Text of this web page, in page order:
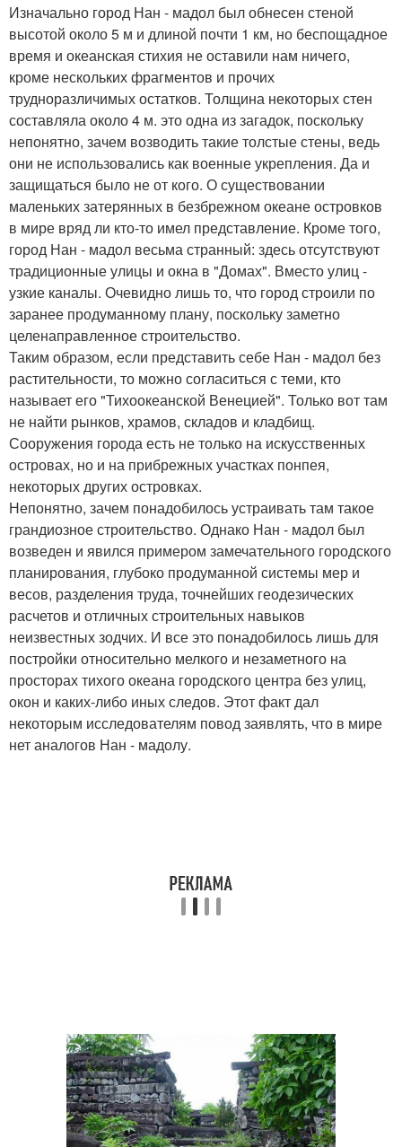
Изначально город Нан - мадол был обнесен стеной
высотой около 5 м и длиной почти 1 км, но беспощадное
время и океанская стихия не оставили нам ничего,
кроме нескольких фрагментов и прочих
трудноразличимых остатков. Толщина некоторых стен
составляла около 4 м. это одна из загадок, поскольку
непонятно, зачем возводить такие толстые стены, ведь
они не использовались как военные укрепления. Да и
защищаться было не от кого. О существовании
маленьких затерянных в безбрежном океане островков
в мире вряд ли кто-то имел представление. Кроме того,
город Нан - мадол весьма странный: здесь отсутствуют
традиционные улицы и окна в "Домах". Вместо улиц -
узкие каналы. Очевидно лишь то, что город строили по
заранее продуманному плану, поскольку заметно
целенаправленное строительство.
Таким образом, если представить себе Нан - мадол без
растительности, то можно согласиться с теми, кто
называет его "Тихоокеанской Венецией". Только вот там
не найти рынков, храмов, складов и кладбищ.
Сооружения города есть не только на искусственных
островах, но и на прибрежных участках понпея,
некоторых других островках.
Непонятно, зачем понадобилось устраивать там такое
грандиозное строительство. Однако Нан - мадол был
возведен и явился примером замечательного городского
планирования, глубоко продуманной системы мер и
весов, разделения труда, точнейших геодезических
расчетов и отличных строительных навыков
неизвестных зодчих. И все это понадобилось лишь для
постройки относительно мелкого и незаметного на
просторах тихого океана городского центра без улиц,
окон и каких-либо иных следов. Этот факт дал
некоторым исследователям повод заявлять, что в мире
нет аналогов Нан - мадолу.